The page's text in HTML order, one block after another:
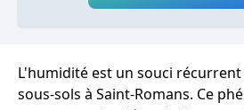
L'humidité est un souci récurrent
sous-sols à Saint-Romans. Ce